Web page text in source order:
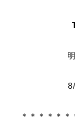
＊＊＊＊＊